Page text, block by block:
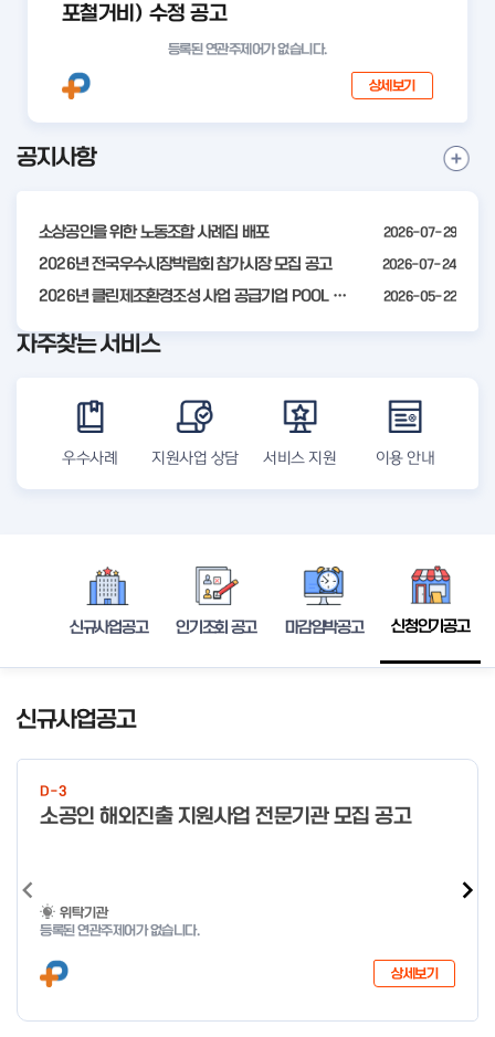
포철거비) 수정 공고
등록된 연관주제어가 없습니다.
상세보기
I
4
공지사항
소상공인을 위한 노동조합 사례집 배포 2026-07-29
2026년 전국우수시장박람회 참가시장 모집 공고 2026-07-24
2026년 클린제조환경조성 사업 공급기업 POOL 안내 2026-05-22
공
항
보
기
자주찾는 서비스
우수사례 지원사업 상담 서비스 지원 이용 안내
신규사업공고 인기조회 공고 마감임박공고 신청인기공고
신규사업공고
D-3
소공인 해외진출 지원사업 전문기관 모집 공고
위탁기관
등록된 연관주제어가 없습니다.
상세보기